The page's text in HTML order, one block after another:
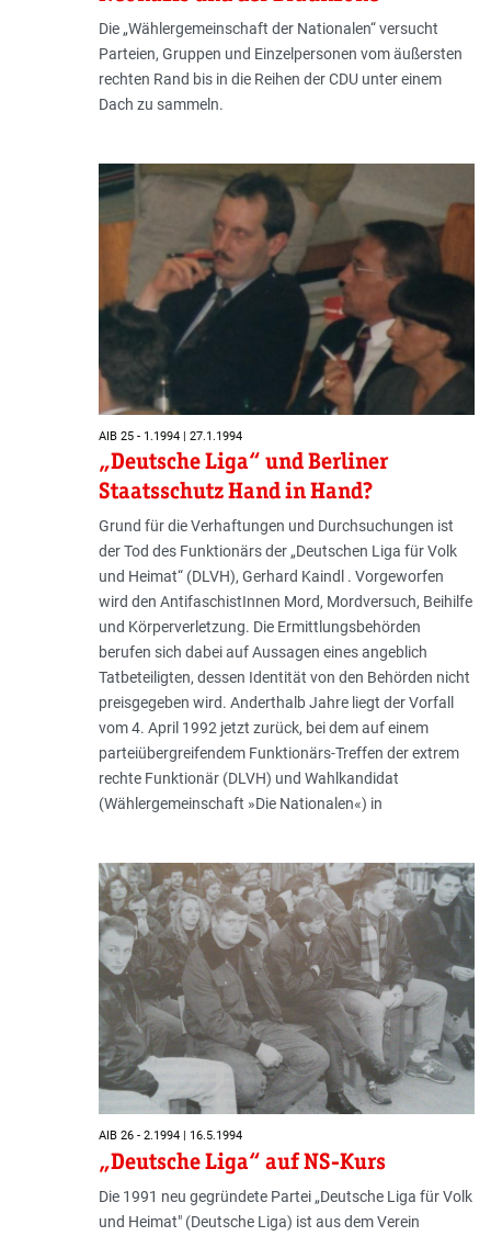
Die „Wählergemeinschaft der Nationalen“ versucht
Parteien, Gruppen und Einzelpersonen vom äußersten
rechten Rand bis in die Reihen der CDU unter einem
Dach zu sammeln.
AIB 25 - 1.1994 | 27.1.1994
„Deutsche Liga“ und Berliner
Staatsschutz Hand in Hand?
Grund für die Verhaftungen und Durchsuchungen ist
der Tod des Funktionärs der „Deutschen Liga für Volk
und Heimat“ (DLVH), Gerhard Kaindl . Vorgeworfen
wird den AntifaschistInnen Mord, Mordversuch, Beihilfe
und Körperverletzung. Die Ermittlungsbehörden
berufen sich dabei auf Aussagen eines angeblich
Tatbeteiligten, dessen Identität von den Behörden nicht
preisgegeben wird. Anderthalb Jahre liegt der Vorfall
vom 4. April 1992 jetzt zurück, bei dem auf einem
parteiübergreifendem Funktionärs-Treffen der extrem
rechte Funktionär (DLVH) und Wahlkandidat
(Wählergemeinschaft »Die Nationalen«) in
AIB 26 - 2.1994 | 16.5.1994
„Deutsche Liga“ auf NS-Kurs
Die 1991 neu gegründete Partei „Deutsche Liga für Volk
und Heimat" (Deutsche Liga) ist aus dem Verein